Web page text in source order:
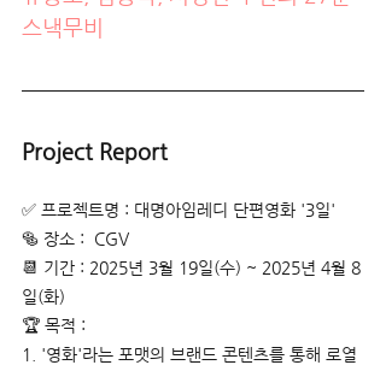
스낵무비
Project Report
✅ 프로젝트명 : 대명아임레디 단편영화 '3일'
🥯 장소 :  CGV
📆 기간 : 2025년 3월 19일(수) ~ 2025년 4월 8
일(화)
🏆 목적 :
1. '영화'라는 포맷의 브랜드 콘텐츠를 통해 로열